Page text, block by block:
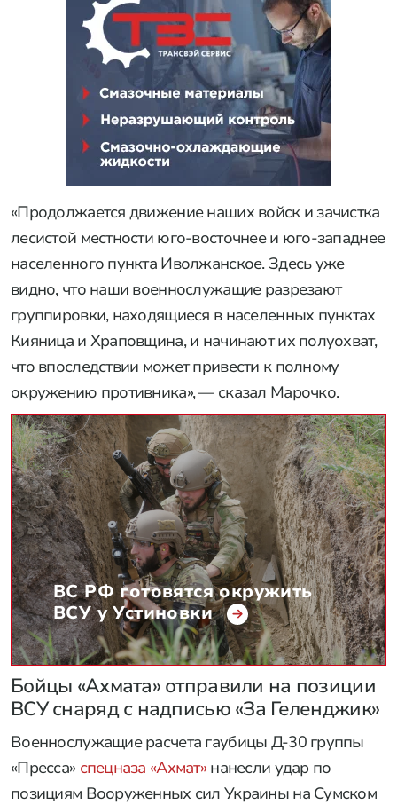
«Продолжается движение наших войск и зачистка
лесистой местности юго-восточнее и юго-западнее
населенного пункта Иволжанское. Здесь уже
видно, что наши военнослужащие разрезают
группировки, находящиеся в населенных пунктах
Кияница и Храповщина, и начинают их полуохват,
что впоследствии может привести к полному
окружению противника», — сказал Марочко.
ВС РФ готовятся окружить
ВСУ у Устиновки
Бойцы «Ахмата» отправили на позиции
ВСУ снаряд с надписью «За Геленджик»
Военнослужащие расчета гаубицы Д-30 группы
«Пресса» спецназа «Ахмат» нанесли удар по
позициям Вооруженных сил Украины на Сумском